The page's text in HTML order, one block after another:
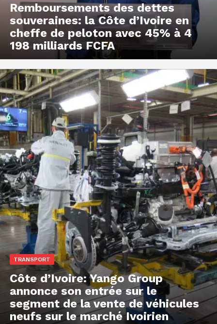
Remboursements des dettes
souveraines: la Côte d’Ivoire en
cheffe de peloton avec 45% à 4
198 milliards FCFA
TRANSPORT
Côte d’Ivoire: Yango Group
annonce son entrée sur le
segment de la vente de véhicules
neufs sur le marché Ivoirien